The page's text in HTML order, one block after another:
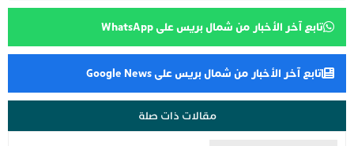
تابع آخر الأخبار من شمال بريس على WhatsApp
تابع آخر الأخبار من شمال بريس على Google News
مقالات ذات صلة